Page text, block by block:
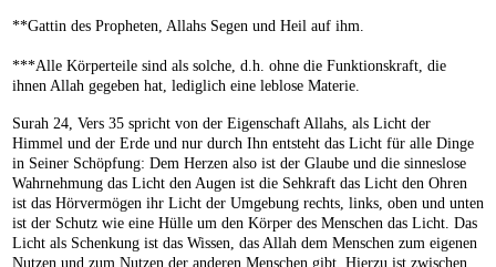
**Gattin des Propheten, Allahs Segen und Heil auf ihm.
***Alle Körperteile sind als solche, d.h. ohne die Funktionskraft, die
ihnen Allah gegeben hat, lediglich eine leblose Materie.
Surah 24, Vers 35 spricht von der Eigenschaft Allahs, als Licht der
Himmel und der Erde und nur durch Ihn entsteht das Licht für alle Dinge
in Seiner Schöpfung: Dem Herzen also ist der Glaube und die sinneslose
Wahrnehmung das Licht den Augen ist die Sehkraft das Licht den Ohren
ist das Hörvermögen ihr Licht der Umgebung rechts, links, oben und unten
ist der Schutz wie eine Hülle um den Körper des Menschen das Licht. Das
Licht als Schenkung ist das Wissen, das Allah dem Menschen zum eigenen
Nutzen und zum Nutzen der anderen Menschen gibt. Hierzu ist zwischen